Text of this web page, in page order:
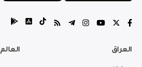
العراق العالم